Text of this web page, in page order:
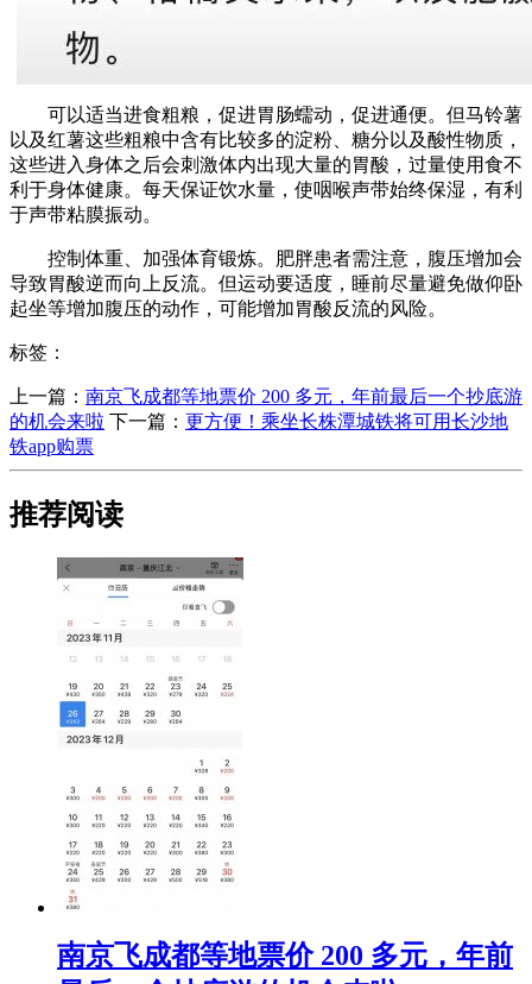
可以适当进食粗粮，促进胃肠蠕动，促进通便。但马铃薯
以及红薯这些粗粮中含有比较多的淀粉、糖分以及酸性物质，
这些进入身体之后会刺激体内出现大量的胃酸，过量使用食不
利于身体健康。每天保证饮水量，使咽喉声带始终保湿，有利
于声带粘膜振动。
控制体重、加强体育锻炼。肥胖患者需注意，腹压增加会
导致胃酸逆而向上反流。但运动要适度，睡前尽量避免做仰卧
起坐等增加腹压的动作，可能增加胃酸反流的风险。
标签：
上一篇： ​南京飞成都等地票价 200 多元，年前最后一个抄底游
的机会来啦 下一篇： ​更方便！乘坐长株潭城铁将可用长沙地
铁app购票
推荐阅读
​南京飞成都等地票价 200 多元，年前